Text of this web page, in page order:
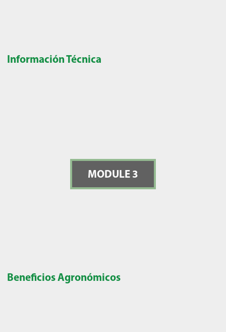
Información Técnica
MODULE 3
Beneficios Agronómicos